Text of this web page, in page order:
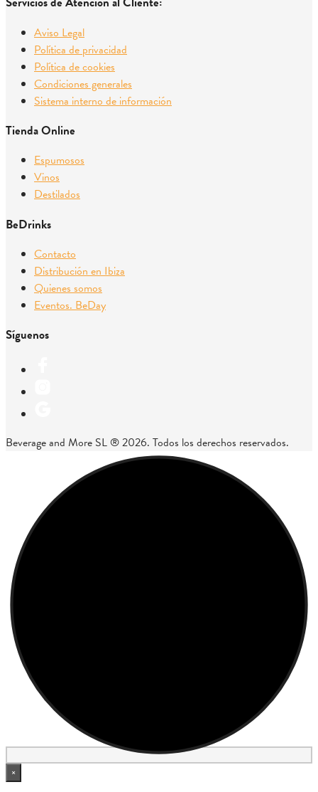
Aviso Legal
Política de privacidad
Política de cookies
Condiciones generales
Sistema interno de información
Tienda Online
Espumosos
Vinos
Destilados
BeDrinks
Contacto
Distribución en Ibiza
Quienes somos
Eventos. BeDay
Síguenos
Beverage and More SL ® 2026. Todos los derechos reservados.
×